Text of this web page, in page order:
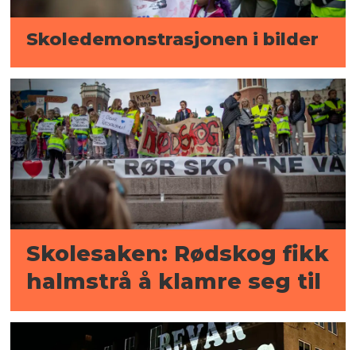
Skole­demonstrasjonen i bilder
Skolesaken: Rødskog fikk
halmstrå å klamre seg til